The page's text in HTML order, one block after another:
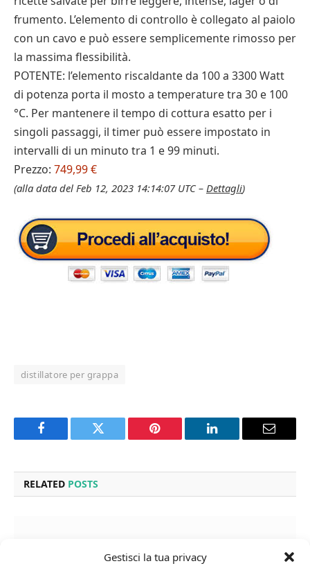
Gestisci la tua privacy
frumento. L’elemento di controllo è collegato al paiolo
con un cavo e può essere semplicemente rimosso per
la massima flessibilità.
POTENTE: l’elemento riscaldante da 100 a 3300 Watt
di potenza porta il mosto a temperature tra 30 e 100
°C. Per mantenere il tempo di cottura esatto per i
singoli passaggi, il timer può essere impostato in
intervalli di un minuto tra 1 e 99 minuti.
Prezzo: 749,99 €
(alla data del Feb 12, 2023 14:14:07 UTC – Dettagli)
distillatore per grappa
Facebook Twitter Pinterest LinkedIn Email
RELATED POSTS